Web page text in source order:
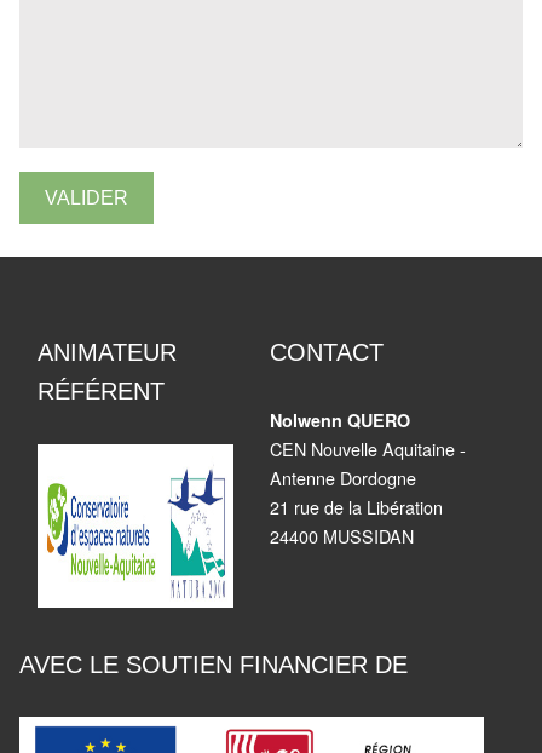
VALIDER
ANIMATEUR
RÉFÉRENT
CONTACT
Nolwenn QUERO
CEN Nouvelle Aquitaine -
Antenne Dordogne
21 rue de la Libération
24400 MUSSIDAN
AVEC LE SOUTIEN FINANCIER DE